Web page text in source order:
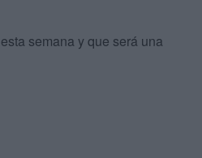
semana y que será una